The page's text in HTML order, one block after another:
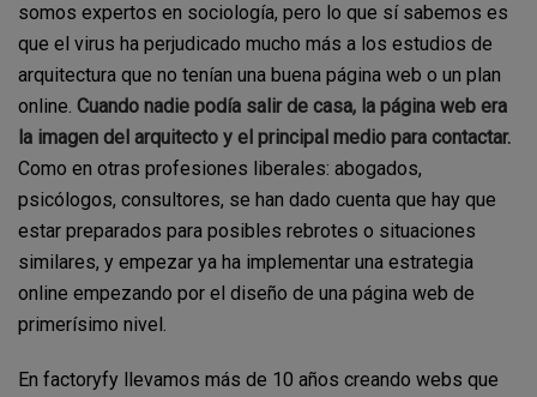
somos expertos en sociología, pero lo que sí sabemos es
que el virus ha perjudicado mucho más a los estudios de
arquitectura que no tenían una buena página web o un plan
online. Cuando nadie podía salir de casa, la página web era
la imagen del arquitecto y el principal medio para contactar.
Como en otras profesiones liberales: abogados,
psicólogos, consultores, se han dado cuenta que hay que
estar preparados para posibles rebrotes o situaciones
similares, y empezar ya ha implementar una estrategia
online empezando por el diseño de una página web de
primerísimo nivel.
En factoryfy llevamos más de 10 años creando webs que